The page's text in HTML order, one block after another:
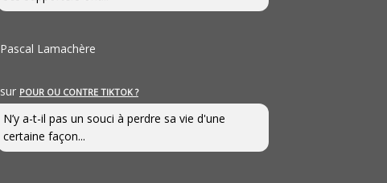
Pascal Lamachère
sur POUR OU CONTRE TIKTOK ?
N’y a-t-il pas un souci à perdre sa vie d'une
certaine façon...